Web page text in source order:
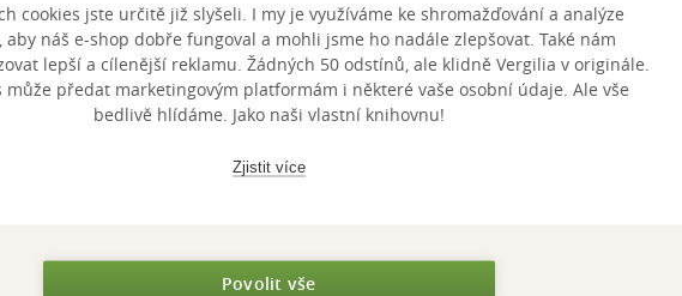
PŘIDEJTE SVÉ HODNOCENÍ KNIHY
Hodnocení našich knihkupců: 0.0 z 5 Nic moc 1 2
Přidat hodnocení
cookies jste určitě již slyšeli. I my je využíváme ke shromažďování a analýze
aby náš e-shop dobře fungoval a mohli jsme ho nadále zlepšovat. Také nám
lepší a cílenější reklamu. Žádných 50 odstínů, ale klidně Vergilia v originále.
může předat marketingovým platformám i některé vaše osobní údaje. Ale vše
bedlivě hlídáme. Jako naši vlastní knihovnu!
Zjistit více
Povolit vše